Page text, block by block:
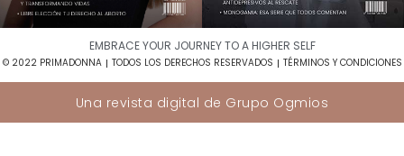
EMBRACE YOUR JOURNEY TO A HIGHER SELF​
© 2022 PRIMADONNA TODOS LOS DERECHOS RESERVADOS TÉRMINOS Y CONDICIONES
Una revista digital de Grupo Ogmios